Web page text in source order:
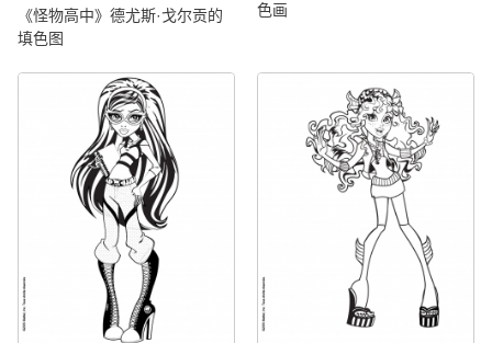
《怪物高中》德尤斯·戈尔贡的
填色图
色画